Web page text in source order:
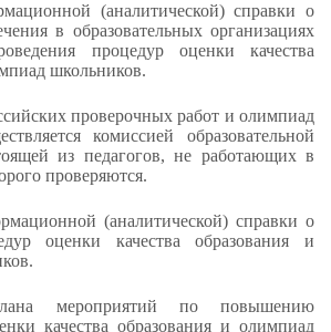
(аналитической) справки о
в образовательных организациях
процедур оценки качества
школьников.
проверочных работ и олимпиад
комиссией образовательной
из педагогов, не работающих в
проверяются.
(аналитической) справки о
оценки качества образования и
мероприятий по повышению
качества образования и олимпиад